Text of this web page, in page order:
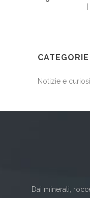
Notizie e
Dai minerali,